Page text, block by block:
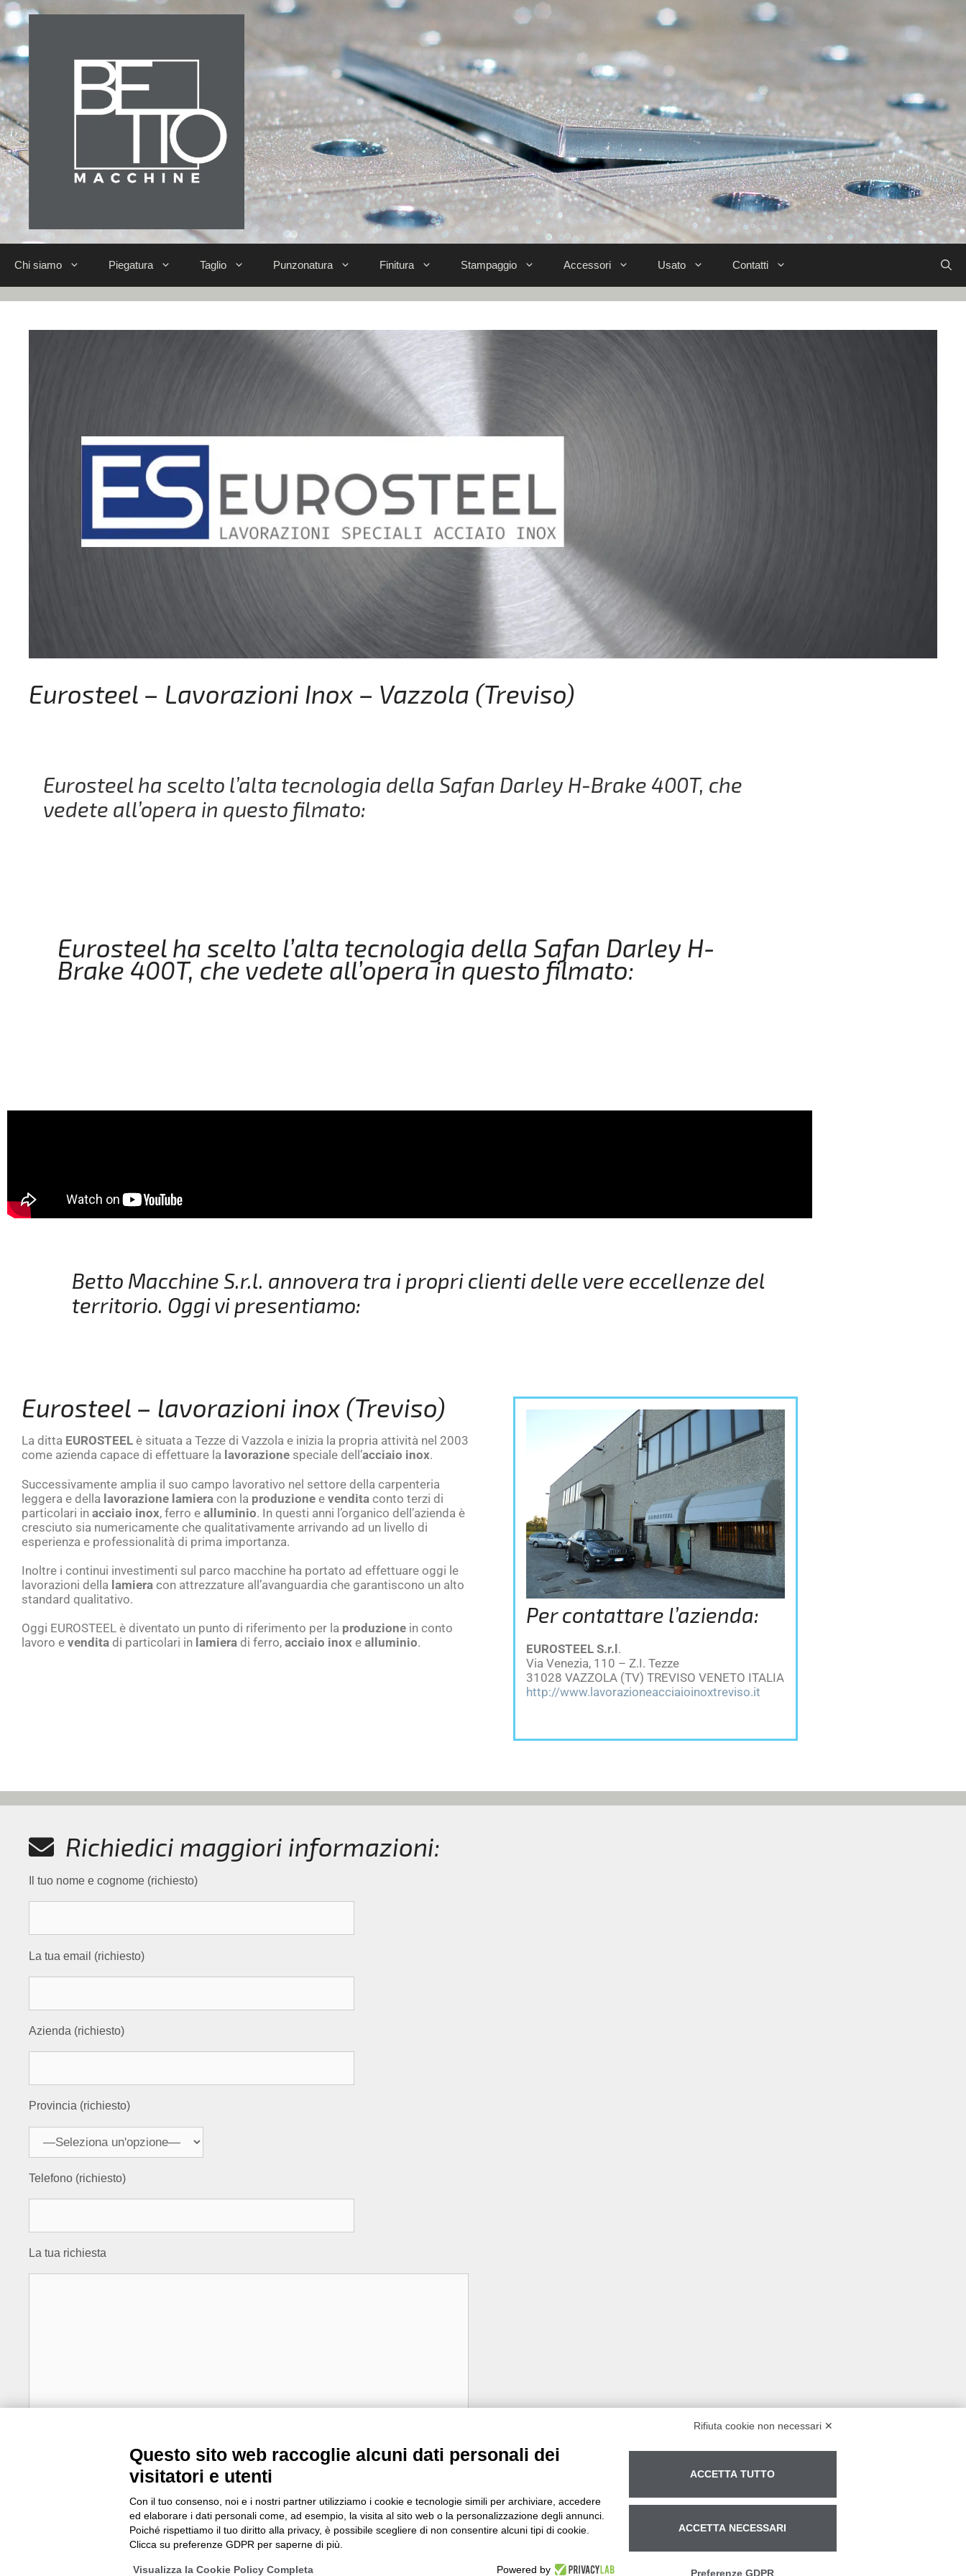
Chi siamo Piegatura Taglio Punzonatura Finitura Stampaggio Accessori Usato Contatti
Eurosteel – Lavorazioni Inox – Vazzola (Treviso)
Eurosteel ha scelto l’alta tecnologia della Safan Darley H-Brake 400T, che
vedete all’opera in questo filmato:
Eurosteel ha scelto l’alta tecnologia della Safan Darley H-
Brake 400T, che vedete all’opera in questo filmato:
Betto Macchine S.r.l. annovera tra i propri clienti delle vere eccellenze del
territorio. Oggi vi presentiamo:
Eurosteel – lavorazioni inox (Treviso)
La ditta EUROSTEEL è situata a Tezze di Vazzola e inizia la propria attività nel 2003
come azienda capace di effettuare la lavorazione speciale dell’acciaio inox.
Successivamente amplia il suo campo lavorativo nel settore della carpenteria
leggera e della lavorazione lamiera con la produzione e vendita conto terzi di
particolari in acciaio inox, ferro e alluminio. In questi anni l’organico dell’azienda è
cresciuto sia numericamente che qualitativamente arrivando ad un livello di
esperienza e professionalità di prima importanza.
Inoltre i continui investimenti sul parco macchine ha portato ad effettuare oggi le
lavorazioni della lamiera con attrezzature all’avanguardia che garantiscono un alto
standard qualitativo.
Oggi EUROSTEEL è diventato un punto di riferimento per la produzione in conto
lavoro e vendita di particolari in lamiera di ferro, acciaio inox e alluminio.
Per contattare l’azienda:
EUROSTEEL S.r.l .
Via Venezia, 110 – Z.I. Tezze
31028 VAZZOLA (TV) TREVISO VENETO ITALIA
http://www.lavorazioneacciaioinoxtreviso.it
Richiedici maggiori informazioni:
Il tuo nome e cognome (richiesto)
La tua email (richiesto)
Azienda (richiesto)
Provincia (richiesto)
Telefono (richiesto)
La tua richiesta
Rifiuta cookie non necessari ✕
Questo sito web raccoglie alcuni dati personali dei
visitatori e utenti
Con il tuo consenso, noi e i nostri partner utilizziamo i cookie e tecnologie simili per archiviare, accedere
ed elaborare i dati personali come, ad esempio, la visita al sito web o la personalizzazione degli annunci.
Poiché rispettiamo il tuo diritto alla privacy, è possibile scegliere di non consentire alcuni tipi di cookie.
Clicca su preferenze GDPR per saperne di più.
Visualizza la Cookie Policy Completa Powered by
ACCETTA TUTTO
ACCETTA NECESSARI
Preferenze GDPR